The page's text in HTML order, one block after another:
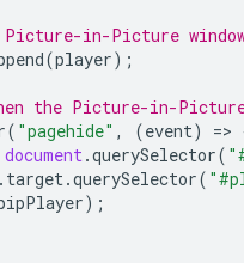
in-Picture
(player);
the Picture-in-
( "pagehide" , (event) =>
document .querySelector(
. target .querySelector(
);